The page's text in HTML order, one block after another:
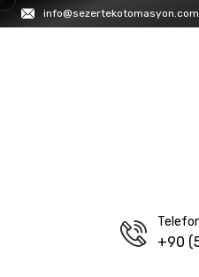
info@sezertekotomasyon.com
+90